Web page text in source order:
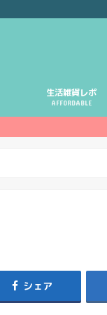
生活雑貨レポ
AFFORDABLE
シェア